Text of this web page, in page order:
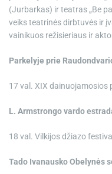
(Jurbarkas) ir teatras „Be
veiks teatrinės dirbtuvės ir
vainikuos režisieriaus ir
Parkelyje prie
17 val. XIX dainuojamosios
L. Armstrongo vardo
18 val. Vilkijos džiazo
Tado Ivanausko Obelynės